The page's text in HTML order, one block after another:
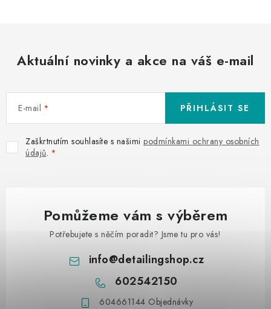
Aktuální novinky a akce na váš e-mail
E-mail
Zaškrtnutím souhlasíte s našimi podmínkami ochrany osobních
údajů.
PŘIHLÁSIT SE
Pomůžeme vám s výběrem
Potřebujete s něčím poradit? Jsme tu pro vás!
info@detailingshop.cz
602542150
604661144 Objednávky